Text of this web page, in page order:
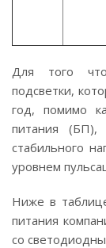
Для того
подсветки,
год, помимо
питания (БП),
стабильного
уровнем
Ниже в
питания
со